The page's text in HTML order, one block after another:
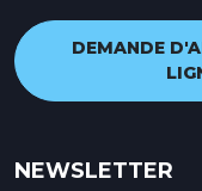
DEMANDE
NEWSLETTER